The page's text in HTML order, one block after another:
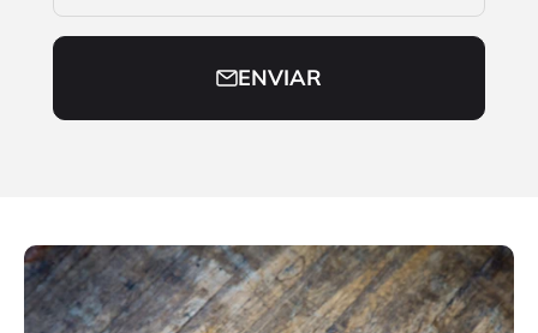
ENVIAR